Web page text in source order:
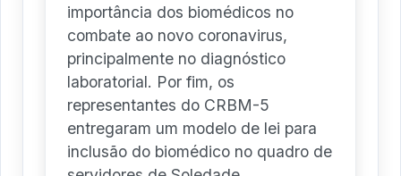
importância dos biomédicos no
combate ao novo coronavirus,
principalmente no diagnóstico
laboratorial. Por fim, os
representantes do CRBM-5
entregaram um modelo de lei para
inclusão do biomédico no quadro de